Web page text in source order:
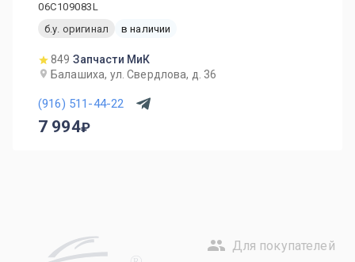
06C109083L
б.у. оригинал
в наличии
849 Запчасти МиК
Балашиха, ул. Свердлова, д. 36
(916) 511-44-22
7 994
Для покупателей